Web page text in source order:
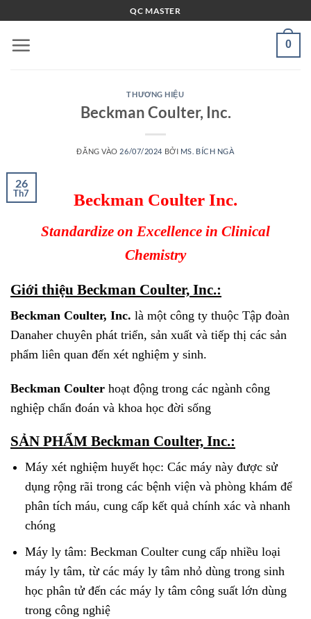
qua
nội
QC MASTER
0
THƯƠNG HIỆU
Beckman Coulter, Inc.
ĐĂNG VÀO 26/07/2024 BỞI MS. BÍCH NGÀ
26
Th7 Beckman Coulter Inc.
Standardize on Excellence in Clinical
Chemistry
Giới thiệu Beckman Coulter, Inc.:
Beckman Coulter, Inc. là một công ty thuộc Tập đoàn
Danaher chuyên phát triển, sản xuất và tiếp thị các sản
phẩm liên quan đến xét nghiệm y sinh.
Beckman Coulter hoạt động trong các ngành công
nghiệp chẩn đoán và khoa học đời sống
SẢN PHẨM Beckman Coulter, Inc.:
Máy xét nghiệm huyết học: Các máy này được sử
dụng rộng rãi trong các bệnh viện và phòng khám để
phân tích máu, cung cấp kết quả chính xác và nhanh
chóng
Máy ly tâm: Beckman Coulter cung cấp nhiều loại
máy ly tâm, từ các máy ly tâm nhỏ dùng trong sinh
học phân tử đến các máy ly tâm công suất lớn dùng
trong công nghiệ